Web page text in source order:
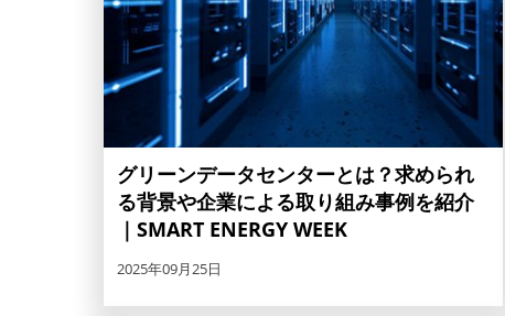
グリーンデータセンターとは？求められ
る背景や企業による取り組み事例を紹介
｜SMART ENERGY WEEK
2025年09月25日